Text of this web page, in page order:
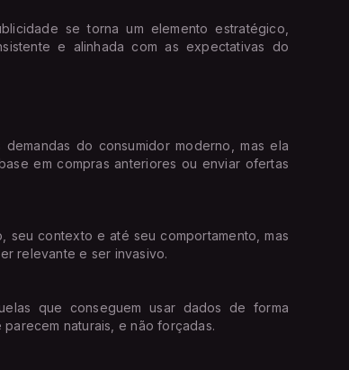
se torna um elemento estratégico,
e alinhada com as expectativas do
do consumidor moderno, mas ela
em compras anteriores ou enviar ofertas
seu contexto e até seu comportamento, mas
relevante e ser invasivo.
que conseguem usar dados de forma
naturais, e não forçadas.